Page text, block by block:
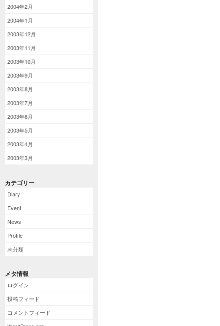
2004年2月
2004年1月
2003年12月
2003年11月
2003年10月
2003年9月
2003年8月
2003年7月
2003年6月
2003年5月
2003年4月
2003年3月
カテゴリー
Diary
Event
News
Profile
未分類
メタ情報
ログイン
投稿フィード
コメントフィード